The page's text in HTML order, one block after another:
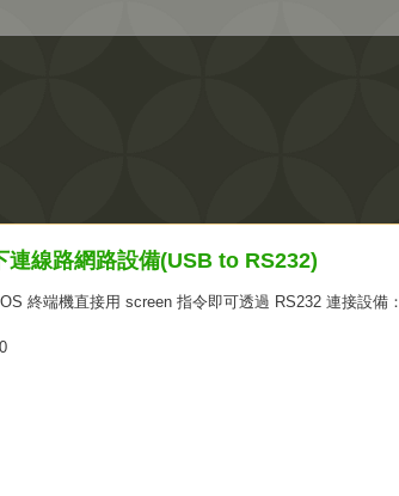
連線路網路設備(USB to RS232)
終端機直接用 screen 指令即可透過 RS232 連接設備：